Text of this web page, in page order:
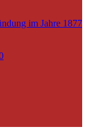
im Jahre 1877